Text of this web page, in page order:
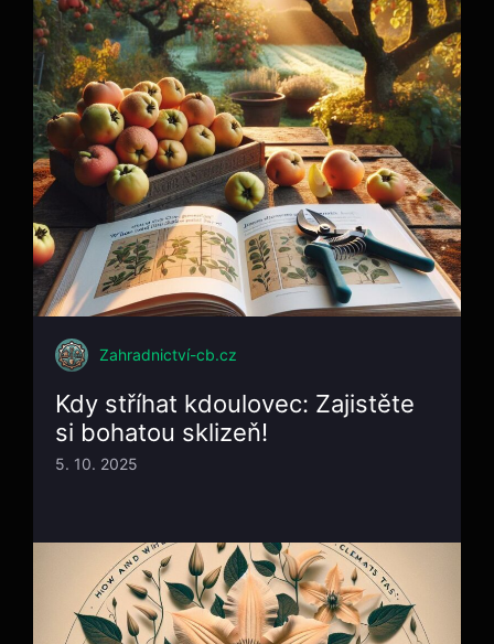
Zahradnictví-cb.cz
Kdy stříhat kdoulovec: Zajistěte
si bohatou sklizeň!
5. 10. 2025